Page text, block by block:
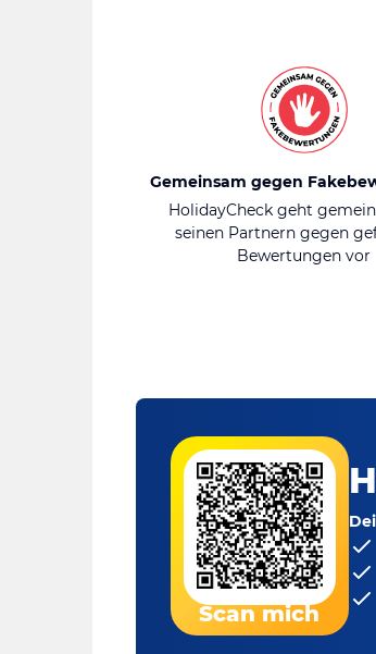
Gemeinsam gegen
HolidayCheck geht
seinen Partnern gegen
Bewertungen vor
Scan mich